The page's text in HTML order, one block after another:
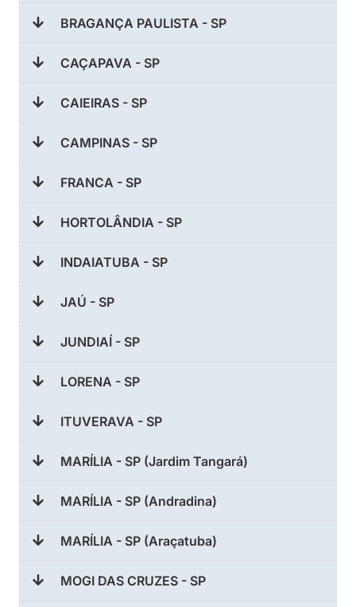
BRAGANÇA PAULISTA - SP
CAÇAPAVA - SP
CAIEIRAS - SP
CAMPINAS - SP
FRANCA - SP
HORTOLÂNDIA - SP
INDAIATUBA - SP
JAÚ - SP
JUNDIAÍ - SP
LORENA - SP
ITUVERAVA - SP
MARÍLIA - SP (Jardim Tangará)
MARÍLIA - SP (Andradina)
MARÍLIA - SP (Araçatuba)
MOGI DAS CRUZES - SP